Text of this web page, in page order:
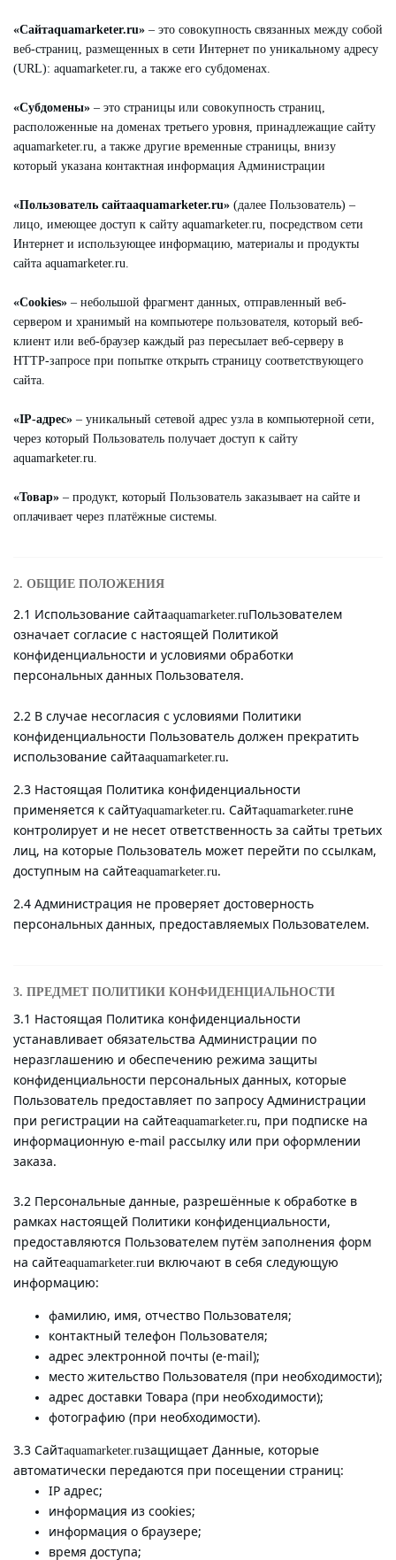
«Сайтaquamarketer.ru» – это совокупность связанных между собой
веб-страниц, размещенных в сети Интернет по уникальному адресу
(URL): aquamarketer.ru, а также его субдоменах.
«Субдомены» – это страницы или совокупность страниц,
расположенные на доменах третьего уровня, принадлежащие сайту
aquamarketer.ru, а также другие временные страницы, внизу
который указана контактная информация Администрации
«Пользователь сайтаaquamarketer.ru» (далее Пользователь) –
лицо, имеющее доступ к сайту aquamarketer.ru, посредством сети
Интернет и использующее информацию, материалы и продукты
сайта aquamarketer.ru.
«Cookies» – небольшой фрагмент данных, отправленный веб-
сервером и хранимый на компьютере пользователя, который веб-
клиент или веб-браузер каждый раз пересылает веб-серверу в
HTTP-запросе при попытке открыть страницу соответствующего
сайта.
«IP-адрес» – уникальный сетевой адрес узла в компьютерной сети,
через который Пользователь получает доступ к сайту
aquamarketer.ru.
«Товар» – продукт, который Пользователь заказывает на сайте и
оплачивает через платёжные системы.
2. ОБЩИЕ ПОЛОЖЕНИЯ
2.1 Использование сайтаaquamarketer.ruПользователем
означает согласие с настоящей Политикой
конфиденциальности и условиями обработки
персональных данных Пользователя.
2.2 В случае несогласия с условиями Политики
конфиденциальности Пользователь должен прекратить
использование сайтаaquamarketer.ru.
2.3 Настоящая Политика конфиденциальности
применяется к сайтуaquamarketer.ru. Сайтaquamarketer.ruне
контролирует и не несет ответственность за сайты третьих
лиц, на которые Пользователь может перейти по ссылкам,
доступным на сайтеaquamarketer.ru.
2.4 Администрация не проверяет достоверность
персональных данных, предоставляемых Пользователем.
3. ПРЕДМЕТ ПОЛИТИКИ КОНФИДЕНЦИАЛЬНОСТИ
3.1 Настоящая Политика конфиденциальности
устанавливает обязательства Администрации по
неразглашению и обеспечению режима защиты
конфиденциальности персональных данных, которые
Пользователь предоставляет по запросу Администрации
при регистрации на сайтеaquamarketer.ru, при подписке на
информационную e-mail рассылку или при оформлении
заказа.
3.2 Персональные данные, разрешённые к обработке в
рамках настоящей Политики конфиденциальности,
предоставляются Пользователем путём заполнения форм
на сайтеaquamarketer.ruи включают в себя следующую
информацию:
фамилию, имя, отчество Пользователя;
контактный телефон Пользователя;
адрес электронной почты (e-mail);
место жительство Пользователя (при необходимости);
адрес доставки Товара (при необходимости);
фотографию (при необходимости).
3.3 Сайтaquamarketer.ruзащищает Данные, которые
автоматически передаются при посещении страниц:
IP адрес;
информация из cookies;
информация о браузере;
время доступа;